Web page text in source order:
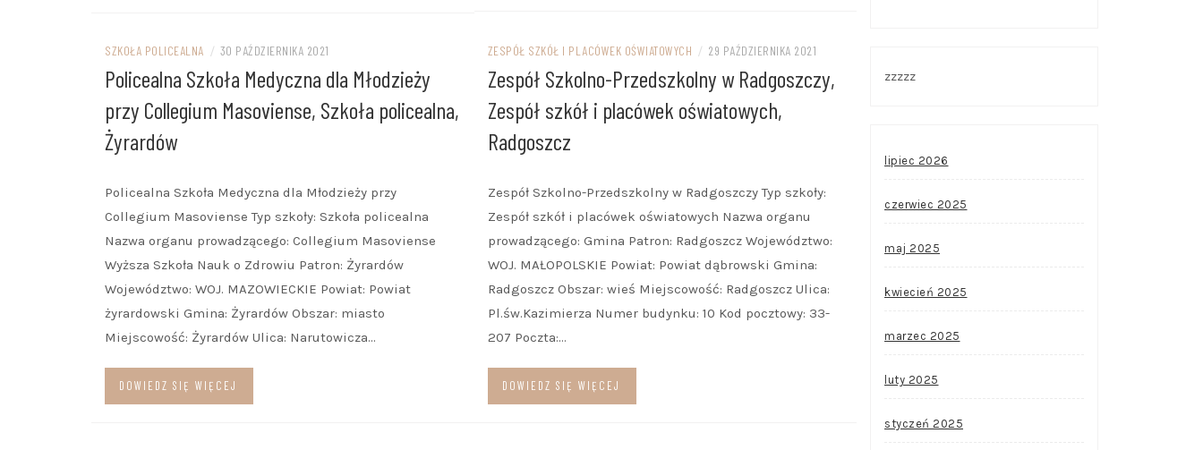
SZKOŁA POLICEALNA / 30 PAŹDZIERNIKA 2021
Policealna Szkoła Medyczna dla Młodzieży
przy Collegium Masoviense, Szkoła policealna,
Żyrardów
Policealna Szkoła Medyczna dla Młodzieży przy
Collegium Masoviense Typ szkoły: Szkoła policealna
Nazwa organu prowadzącego: Collegium Masoviense
Wyższa Szkoła Nauk o Zdrowiu Patron: Żyrardów
Województwo: WOJ. MAZOWIECKIE Powiat: Powiat
żyrardowski Gmina: Żyrardów Obszar: miasto
Miejscowość: Żyrardów Ulica: Narutowicza…
DOWIEDZ SIĘ WIĘCEJ
ZESPÓŁ SZKÓŁ I PLACÓWEK OŚWIATOWYCH / 29 PAŹDZIERNIKA 2021
Zespół Szkolno-Przedszkolny w Radgoszczy,
Zespół szkół i placówek oświatowych,
Radgoszcz
Zespół Szkolno-Przedszkolny w Radgoszczy Typ szkoły:
Zespół szkół i placówek oświatowych Nazwa organu
prowadzącego: Gmina Patron: Radgoszcz Województwo:
WOJ. MAŁOPOLSKIE Powiat: Powiat dąbrowski Gmina:
Radgoszcz Obszar: wieś Miejscowość: Radgoszcz Ulica:
Pl.św.Kazimierza Numer budynku: 10 Kod pocztowy: 33-
207 Poczta:…
DOWIEDZ SIĘ WIĘCEJ
zzzzz
lipiec 2026
czerwiec 2025
maj 2025
kwiecień 2025
marzec 2025
luty 2025
styczeń 2025